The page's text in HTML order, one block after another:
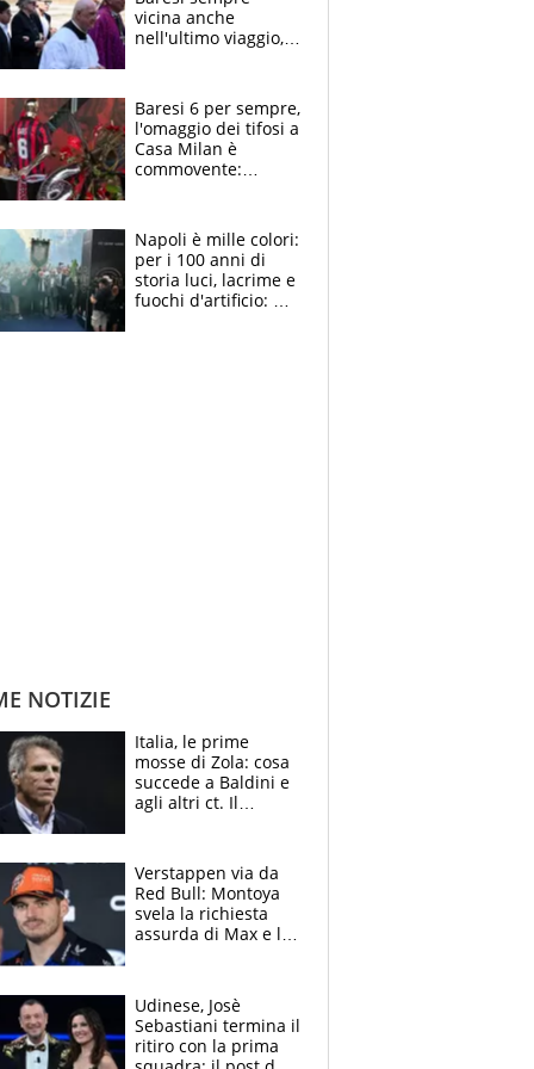
vicina anche
nell'ultimo viaggio,
circondati
dall'affetto dei tifosi
Baresi 6 per sempre,
l'omaggio dei tifosi a
Casa Milan è
commovente:
bigliettini
Napoli è mille colori:
per i 100 anni di
storia luci, lacrime e
fuochi d'artificio: De
NOTIZIE
Italia, le prime
mosse di Zola: cosa
succede a Baldini e
agli altri ct. Il
azzurri
Verstappen via da
Red Bull: Montoya
svela la richiesta
assurda di Max e lo
McLaren siano
meglio?”
Udinese, Josè
Sebastiani termina il
ritiro con la prima